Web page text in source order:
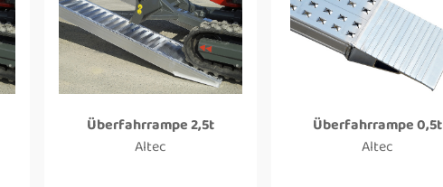
Überfahrrampe 2,5t
Altec
Überfahrrampe 0,5t
Altec